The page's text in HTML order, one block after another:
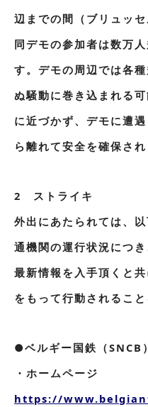
辺までの間（ブリュッセ
同デモの参加者は数万
す。デモの周辺では各
ぬ騒動に巻き込まれる
に近づかず、デモに遭
ら離れて安全を確保さ
2 ストライキ
外出にあたられては、
通機関の運行状況につき
最新情報を入手頂くと
をもって行動されること
●ベルギー国鉄（SNCB）
・ホームページ
https://